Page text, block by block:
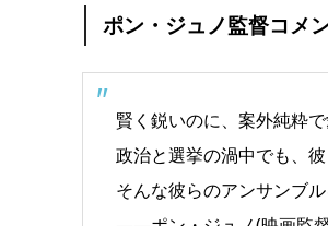
ポン・ジュノ監督コメ
賢く鋭いのに、案外純粋
政治と選挙の渦中でも、
そんな彼らのアンサンブ